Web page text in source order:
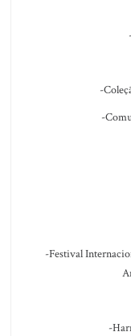
-
-
-Festival
-